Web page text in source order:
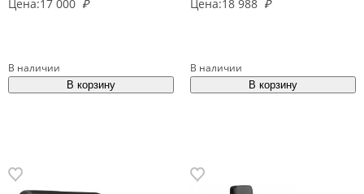
Цена:17 000 ₽
В наличии
Цена:18 988 ₽
В наличии